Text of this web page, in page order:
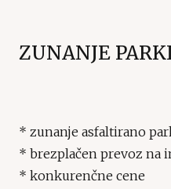
ZUNANJE
* zunanje asfaltirano
* brezplačen prevoz na
* konkurenčne cene